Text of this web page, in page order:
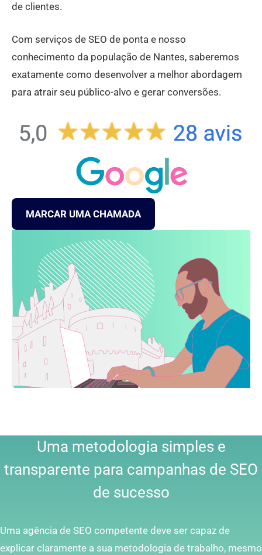
de clientes.
Com serviços de SEO de ponta e nosso
conhecimento da população de Nantes, saberemos
exatamente como desenvolver a melhor abordagem
para atrair seu público-alvo e gerar conversões.
MARCAR UMA CHAMADA
Uma metodologia simples e
transparente para campanhas de SEO
de sucesso
Uma agência de SEO competente deve ser capaz de
explicar claramente a sua metodologia de trabalho, mesmo